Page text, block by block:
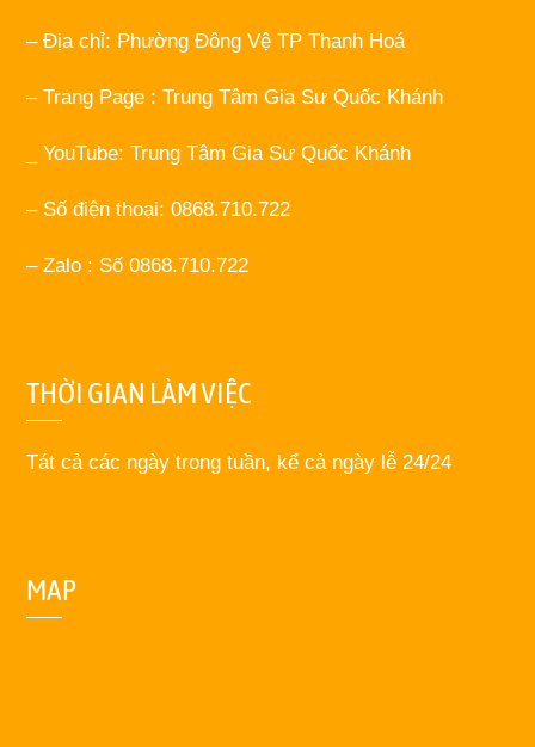
– Địa chỉ: Phường Đông Vệ TP Thanh Hoá
– Trang Page : Trung Tâm Gia Sư Quốc Khánh
_ YouTube: Trung Tâm Gia Sư Quốc Khánh
– Số điện thoại: 0868.710.722
– Zalo : Số 0868.710.722
THỜI GIAN LÀM VIỆC
Tát cả các ngày trong tuần, kể cả ngày lễ 24/24
MAP